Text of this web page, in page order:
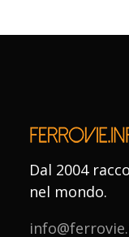
Dal 2004
nel mondo.